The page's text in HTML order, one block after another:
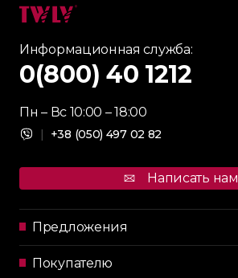
Информационная служба:
0(800) 40 1212
Пн – Вс 10:00 – 18:00
| +38 (050) 497 02 82
Написать нам
Предложения
Покупателю